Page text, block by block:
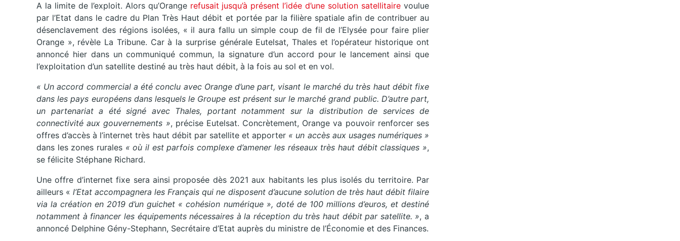
A la limite de l’exploit. Alors qu’Orangerefusait jusqu’à présent l’idée d’une solution satellitaire voulue
par l’Etat dans le cadre du Plan Très Haut débit et portée par la filière spatiale afin de contribuer au
désenclavement des régions isolées, « il aura fallu un simple coup de fil de l’Elysée pour faire plier
Orange », révèle La Tribune. Car à la surprise générale Eutelsat, Thales et l’opérateur historique ont
annoncé hier dans un communiqué commun, la signature d’un accord pour le lancement ainsi que
l’exploitation d’un satellite destiné au très haut débit, à la fois au sol et en vol.
« Un accord commercial a été conclu avec Orange d’une part, visant le marché du très haut débit fixe
dans les pays européens dans lesquels le Groupe est présent sur le marché grand public. D’autre part,
un partenariat a été signé avec Thales, portant notamment sur la distribution de services de
connectivité aux gouvernements », précise Eutelsat. Concrètement, Orange va pouvoir renforcer ses
offres d’accès à l’internet très haut débit par satellite et apporter « un accès aux usages numériques »
dans les zones rurales « où il est parfois complexe d’amener les réseaux très haut débit classiques »,
se félicite Stéphane Richard.
Une offre d’internet fixe sera ainsi proposée dès 2021 aux habitants les plus isolés du territoire. Par
ailleurs « l’Etat accompagnera les Français qui ne disposent d’aucune solution de très haut débit filaire
via la création en 2019 d’un guichet « cohésion numérique », doté de 100 millions d’euros, et destiné
notamment à financer les équipements nécessaires à la réception du très haut débit par satellite. », a
annoncé Delphine Gény-Stephann, Secrétaire d’Etat auprès du ministre de l’Économie et des Finances.